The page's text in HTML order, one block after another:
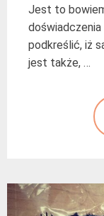
Jest to
podkreślić, iż
jest także, …